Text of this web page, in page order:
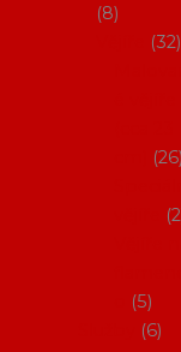
8
32
26
2
5
6